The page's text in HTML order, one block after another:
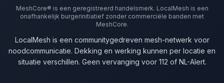
MeshCore® is een geregistreerd handelsmerk. LocalMesh is een
onafhankelijk burgerinitiatief zonder commerciële banden met
MeshCore.
LocalMesh is een communitygedreven mesh-netwerk voor
noodcommunicatie. Dekking en werking kunnen per locatie en
situatie verschillen. Geen vervanging voor 112 of NL-Alert.